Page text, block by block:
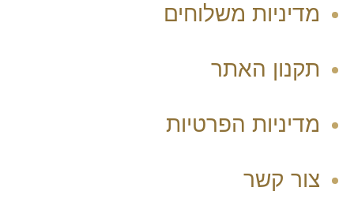
מדיניות משלוחים
תקנון האתר
מדיניות הפרטיות
צור קשר